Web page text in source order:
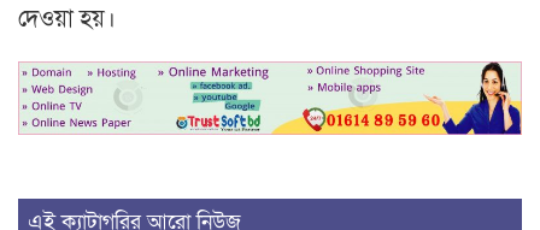
দেওয়া হয়।
এই ক্যাটাগরির আরো নিউজ